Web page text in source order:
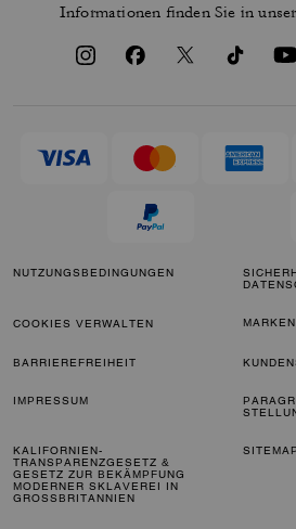
Informationen finden Sie in
NUTZUNGSBEDINGUNGEN
COOKIES VERWALTEN
BARRIEREFREIHEIT
IMPRESSUM
KALIFORNIEN-
TRANSPARENZGESETZ &
GESETZ ZUR BEKÄMPFUNG
MODERNER SKLAVEREI IN
GROSSBRITANNIEN
SITEMAP